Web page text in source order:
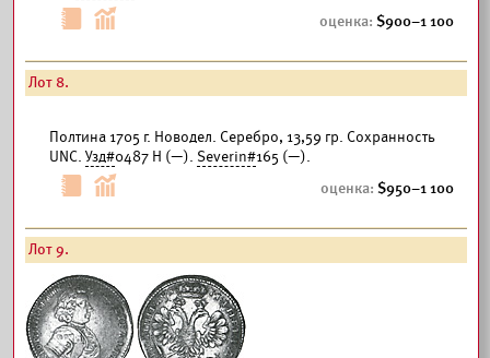
900–1 100
Лот 8.
Полтина 1705 г. Новодел. Серебро, 13,59 гр. Сохранность
UNC. Узд#0487 Н (—). Severin#165 (—).
950–1 100
Лот 9.